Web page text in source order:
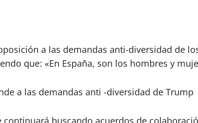
a las demandas anti-diversidad de
que: «En España, son los hombres y
a las demandas anti -diversidad de Trump
buscando acuerdos de